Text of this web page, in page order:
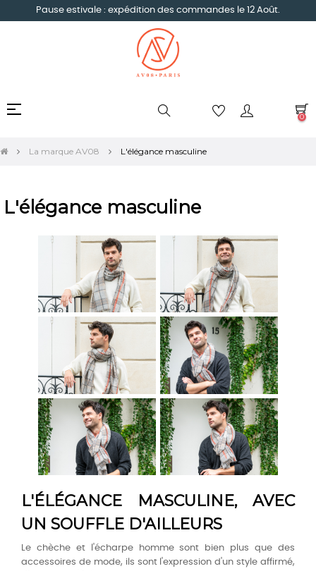
Pause estivale : expédition des commandes le 12 Août.
Basculer
☰
0
La marque AV08 L'élégance masculine
L'élégance masculine
L'ÉLÉGANCE MASCULINE, AVEC
UN SOUFFLE D'AILLEURS
Le chèche et l'écharpe homme sont bien plus que des
accessoires de mode, ils sont l'expression d'un style affirmé,